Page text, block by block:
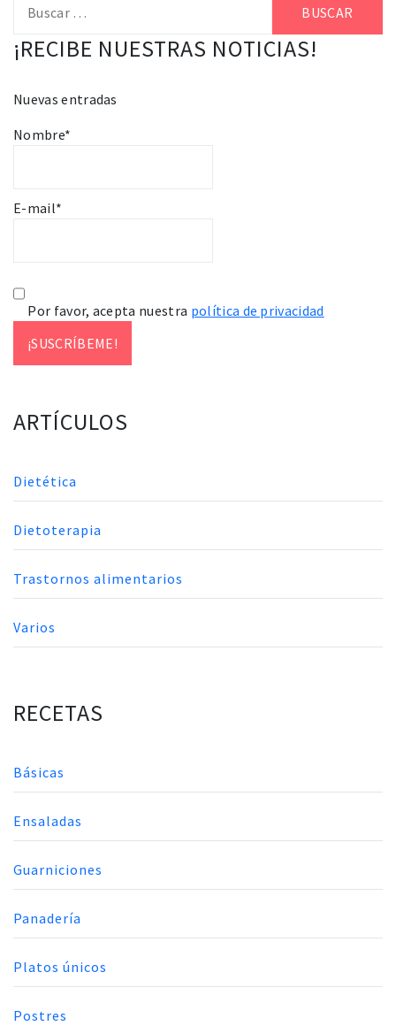
¡RECIBE NUESTRAS NOTICIAS!
Nuevas entradas
Nombre*
E-mail*
Por favor, acepta nuestra política de privacidad
ARTÍCULOS
Dietética
Dietoterapia
Trastornos alimentarios
Varios
RECETAS
Básicas
Ensaladas
Guarniciones
Panadería
Platos únicos
Postres